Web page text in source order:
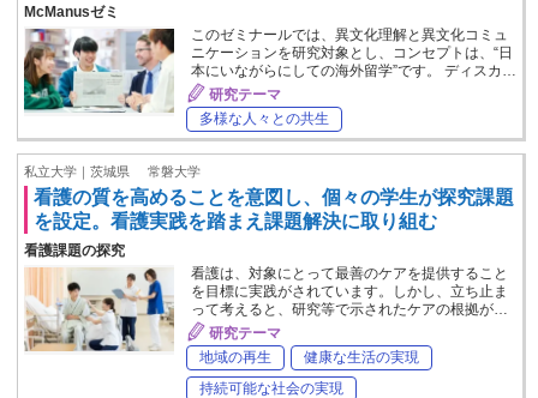
McManusゼミ
このゼミナールでは、異文化理解と異文化コミュ
ニケーションを研究対象とし、コンセプトは、“日
本にいながらにしての海外留学”です。 ディスカ…
研究テーマ
多様な人々との共生
私立大学｜茨城県 常磐大学
看護の質を高めることを意図し、個々の学生が探究課題
を設定。看護実践を踏まえ課題解決に取り組む
看護課題の探究
看護は、対象にとって最善のケアを提供すること
を目標に実践がされています。しかし、立ち止ま
って考えると、研究等で示されたケアの根拠が…
研究テーマ
地域の再生
健康な生活の実現
持続可能な社会の実現